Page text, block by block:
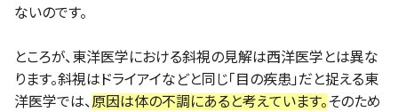
ないのです。
ところが、東洋医学における斜視の見解は西洋医学とは異な
ります。斜視はドライアイなどと同じ「目の疾患」だと捉える東
洋医学では、原因は体の不調にあると考えています。そのため